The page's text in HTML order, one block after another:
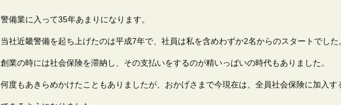
警備業に入って35年あまりになります。
当社近畿警備を起ち上げたのは平成7年で、社員は私を含めわずか2名からのスタートでした
創業の時には社会保険を滞納し、その支払いをするのが精いっぱいの時代もありました。
何度もあきらめかけたこともありましたが、おかげさまで今現在は、全員社会保険に加入す